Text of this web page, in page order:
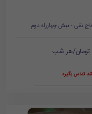
تومان/هر شب
تماس بگیرد